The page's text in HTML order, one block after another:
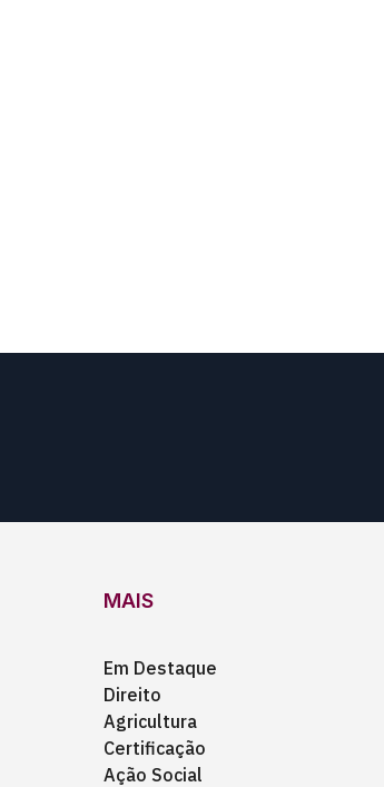
MAIS
Em Destaque
Direito
Agricultura
Certificação
Ação Social